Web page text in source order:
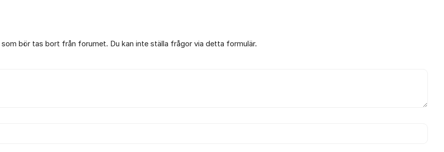
bör tas bort från forumet. Du kan inte ställa frågor via detta formulär.